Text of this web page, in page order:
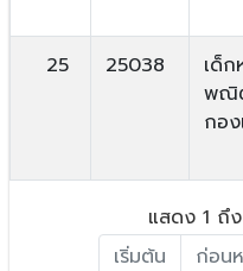
25 25038
เด็
พณิ
กอง
แสดง 1 ถึ
เริ่มต้น
ก่อน